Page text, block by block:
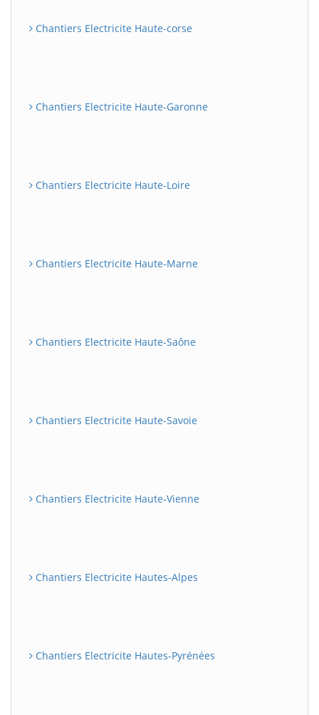
Chantiers Electricite Haute-corse
Chantiers Electricite Haute-Garonne
Chantiers Electricite Haute-Loire
Chantiers Electricite Haute-Marne
Chantiers Electricite Haute-Saône
Chantiers Electricite Haute-Savoie
Chantiers Electricite Haute-Vienne
Chantiers Electricite Hautes-Alpes
Chantiers Electricite Hautes-Pyrénées